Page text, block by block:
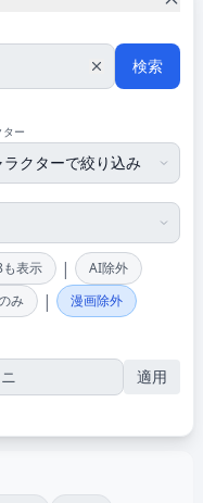
検索
ター
も表示 |
AI除外
み |
漫画除外
適用